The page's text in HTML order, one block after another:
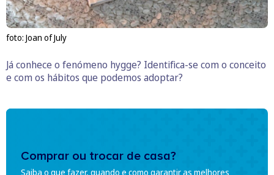
foto: Joan of July
Já conhece o fenómeno hygge? Identifica-se com o conceito
e com os hábitos que podemos adoptar?
Comprar ou trocar de casa?
Saiba o que fazer, quando e como garantir as melhores